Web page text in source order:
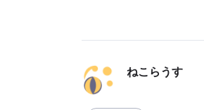
ねこらうす